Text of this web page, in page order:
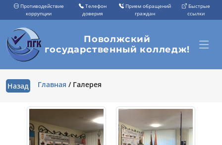
Противодействие
коррупции
Телефон
доверия
Прием обращений
граждан
Быстрые
ссылки
Поволжский
государственный колледж!
Назад Главная / Галерея